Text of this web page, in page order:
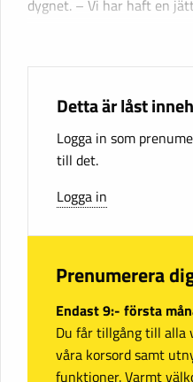
dygnet. – Vi har haft en
Detta är låst
Logga in som
till det.
Logga in
Prenumerera
Endast 9:- första
Du får tillgång till alla
våra korsord samt
funktioner. Varmt